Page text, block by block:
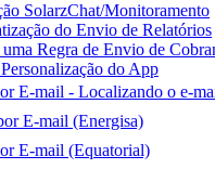
SolarzChat/Monitoramento
do Envio de Relatórios
Regra de Envio de
do App
E-mail - Localizando o e-
E-mail (Energisa)
E-mail (Equatorial)